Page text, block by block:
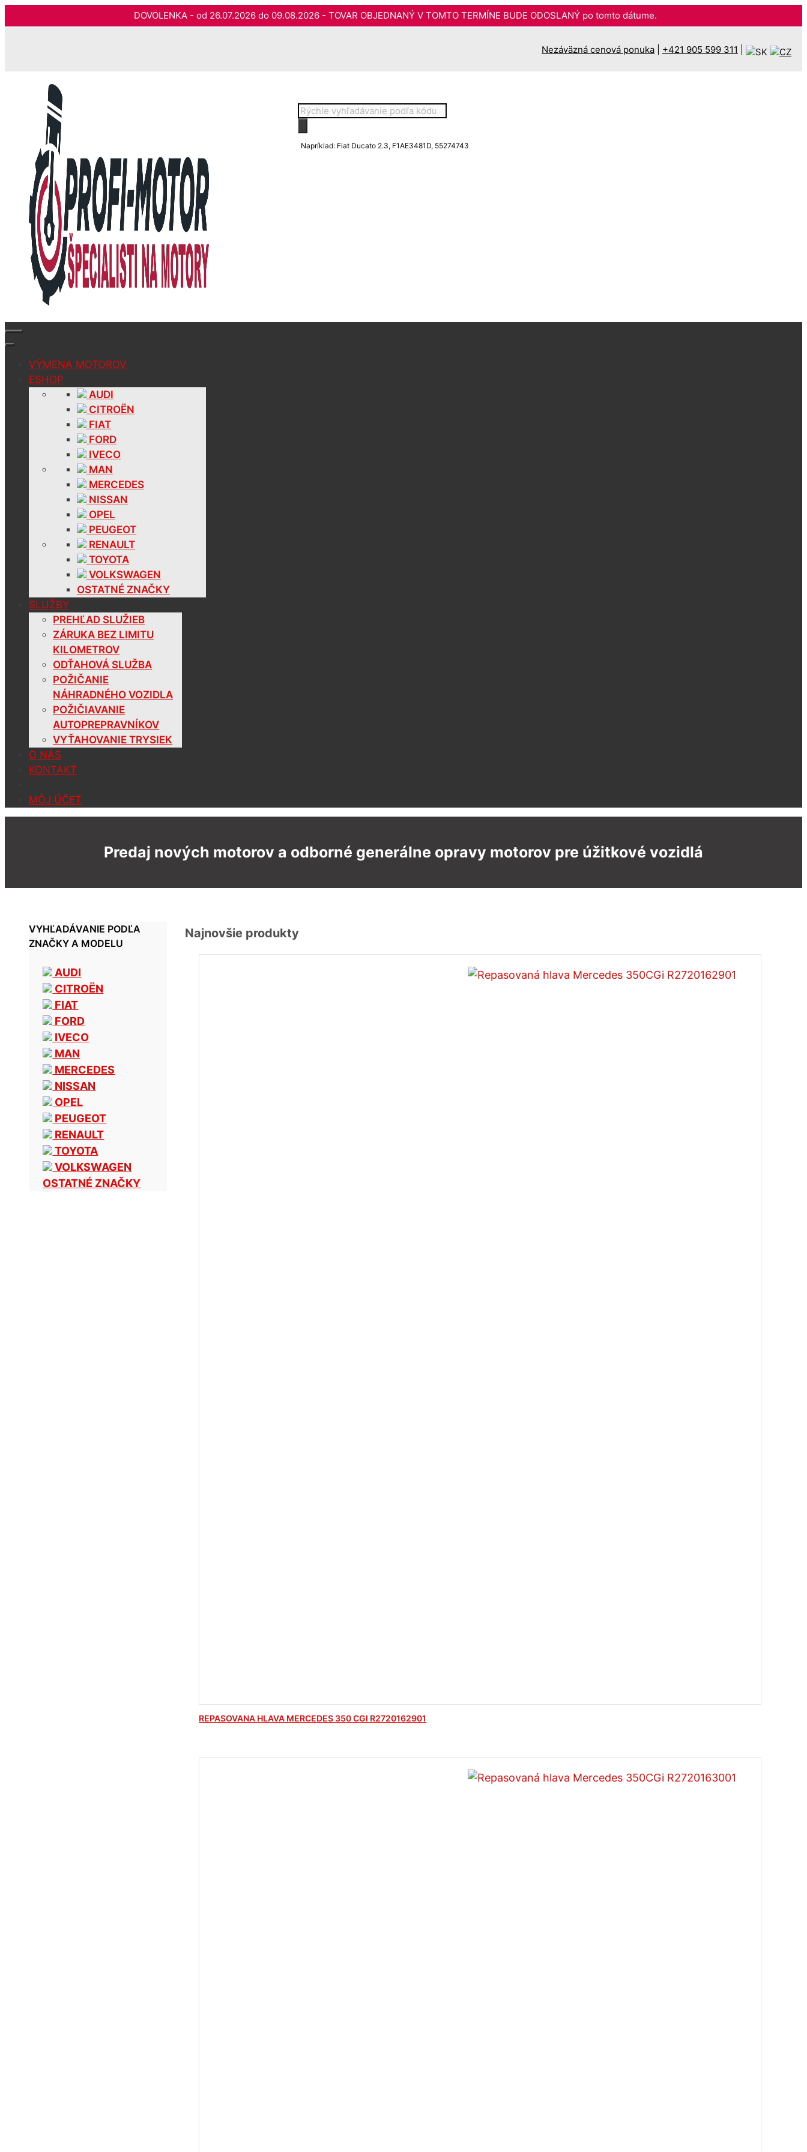
DOVOLENKA - od 26.07.2026 do 09.08.2026 - TOVAR OBJEDNANÝ V TOMTO TERMÍNE BUDE ODOSLANÝ po tomto dátume.
Nezáväzná cenová ponuka +421 905 599 311
Products
search
Napríklad: Fiat Ducato 2.3, F1AE3481D, 55274743
VÝMENA MOTOROV
ESHOP
AUDI
CITROËN
FIAT
FORD
IVECO
MAN
MERCEDES
NISSAN
OPEL
PEUGEOT
RENAULT
TOYOTA
VOLKSWAGEN
OSTATNÉ ZNAČKY
SLUŽBY
PREHĽAD SLUŽIEB
ZÁRUKA BEZ LIMITU
KILOMETROV
ODŤAHOVÁ SLUŽBA
POŽIČANIE
NÁHRADNÉHO VOZIDLA
POŽIČIAVANIE
AUTOPREPRAVNÍKOV
VYŤAHOVANIE TRYSIEK
O NÁS
KONTAKT
MÔJ ÚČET
Predaj nových motorov a odborné generálne opravy motorov pre úžitkové vozidlá
VYHĽADÁVANIE PODĽA
ZNAČKY A MODELU
AUDI
CITROËN
FIAT
FORD
IVECO
MAN
MERCEDES
NISSAN
OPEL
PEUGEOT
RENAULT
TOYOTA
VOLKSWAGEN
OSTATNÉ ZNAČKY
Najnovšie produkty
REPASOVANA HLAVA MERCEDES 350 CGI R2720162901